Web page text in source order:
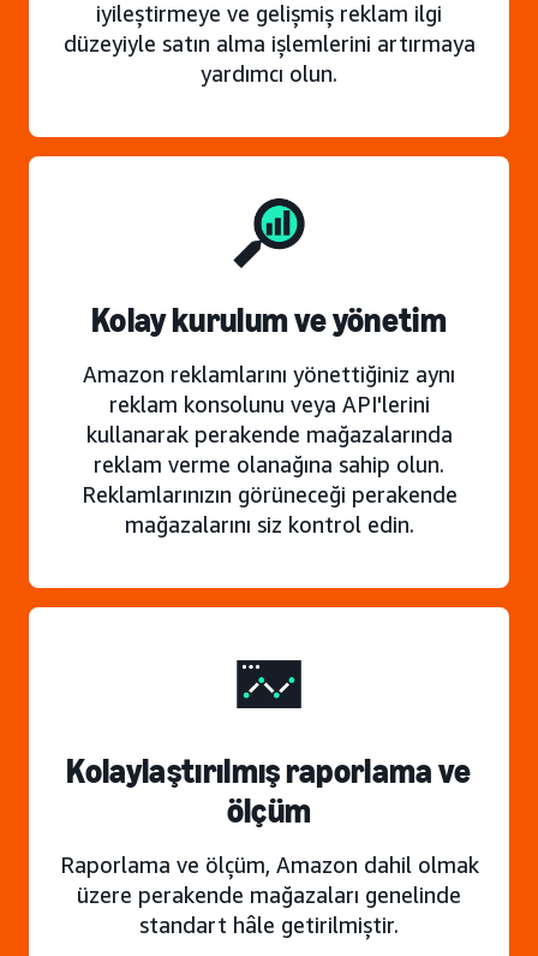
iyileştirmeye ve gelişmiş reklam ilgi
düzeyiyle satın alma işlemlerini artırmaya
yardımcı olun.
Kolay kurulum ve yönetim
Amazon reklamlarını yönettiğiniz aynı
reklam konsolunu veya API'lerini
kullanarak perakende mağazalarında
reklam verme olanağına sahip olun.
Reklamlarınızın görüneceği perakende
mağazalarını siz kontrol edin.
Kolaylaştırılmış raporlama ve
ölçüm
Raporlama ve ölçüm, Amazon dahil olmak
üzere perakende mağazaları genelinde
standart hâle getirilmiştir.